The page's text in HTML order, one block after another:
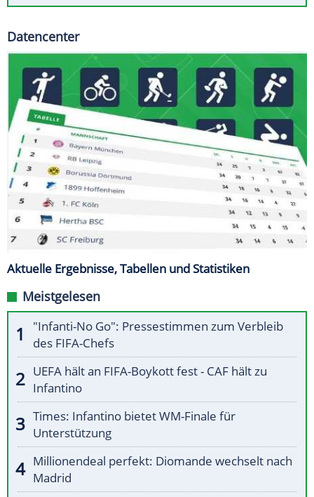
Datencenter
Aktuelle Ergebnisse, Tabellen und Statistiken
Meistgelesen
"Infanti-No Go": Pressestimmen zum Verbleib
des FIFA-Chefs
UEFA hält an FIFA-Boykott fest - CAF hält zu
Infantino
Times: Infantino bietet WM-Finale für
Unterstützung
Millionendeal perfekt: Diomande wechselt nach
Madrid